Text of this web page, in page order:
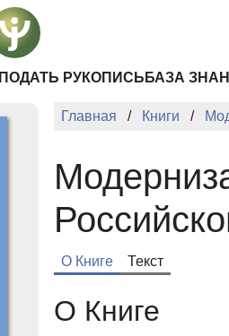
ПОДАТЬ РУКОПИСЬ БАЗА
Главная Книги
О Книге Текст
О Книге